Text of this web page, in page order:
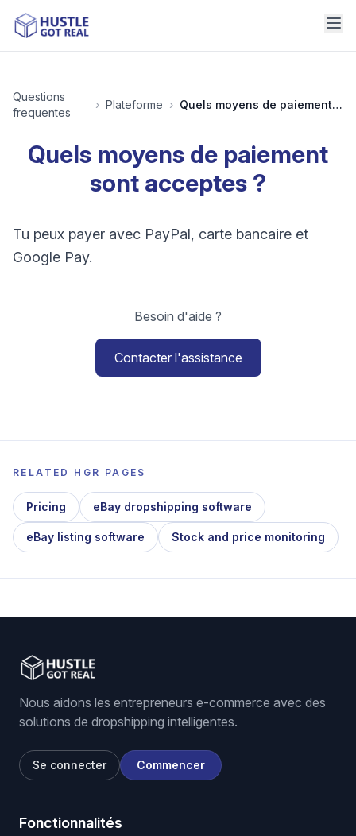
Questions
frequentes
› Plateforme › Quels moyens de paiement sont acceptes ?
Quels moyens de paiement
sont acceptes ?
Tu peux payer avec PayPal, carte bancaire et
Google Pay.
Besoin d'aide ?
Contacter l'assistance
RELATED HGR PAGES
Pricing eBay dropshipping software
eBay listing software Stock and price monitoring
Nous aidons les entrepreneurs e-commerce avec des
solutions de dropshipping intelligentes.
Se connecter Commencer
Fonctionnalités